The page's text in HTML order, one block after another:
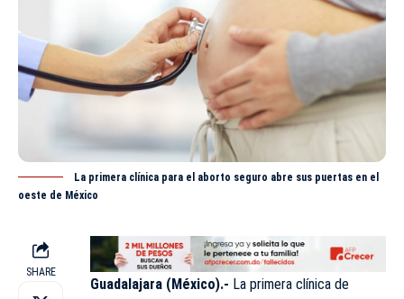
La primera clínica para el aborto seguro abre sus puertas en el
oeste de México
SHARE
Guadalajara (México).- La primera clínica de